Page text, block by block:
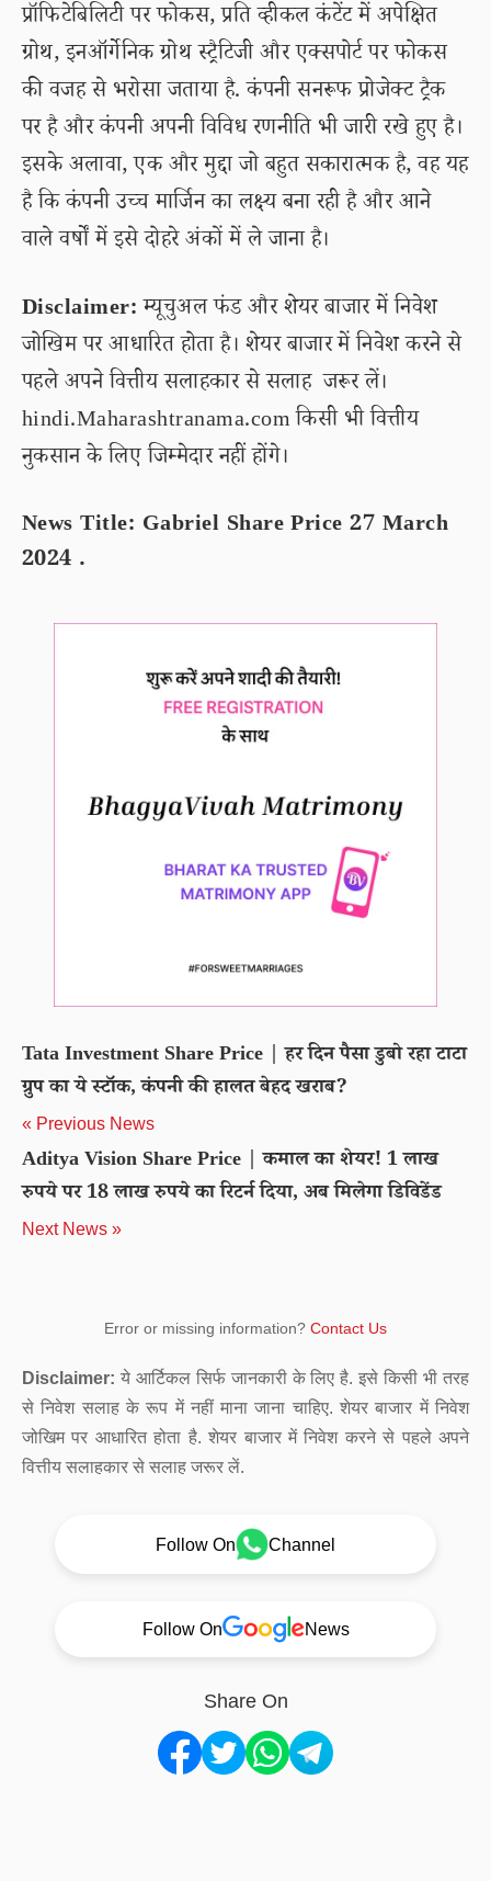
प्रॉफिटेबिलिटी पर फोकस, प्रति व्हीकल कंटेंट में अपेक्षित
ग्रोथ, इनऑर्गेनिक ग्रोथ स्ट्रैटिजी और एक्सपोर्ट पर फोकस
की वजह से भरोसा जताया है. कंपनी सनरूफ प्रोजेक्ट ट्रैक
पर है और कंपनी अपनी विविध रणनीति भी जारी रखे हुए है।
इसके अलावा, एक और मुद्दा जो बहुत सकारात्मक है, वह यह
है कि कंपनी उच्च मार्जिन का लक्ष्य बना रही है और आने
वाले वर्षों में इसे दोहरे अंकों में ले जाना है।
Disclaimer:म्यूचुअल फंड और शेयर बाजार में निवेश
जोखिम पर आधारित होता है। शेयर बाजार में निवेश करने से
पहले अपने वित्तीय सलाहकार से सलाह जरूर लें।
hindi.Maharashtranama.com किसी भी वित्तीय
नुकसान के लिए जिम्मेदार नहीं होंगे।
News Title: Gabriel Share Price 27 March
2024 .
Tata Investment Share Price | हर दिन पैसा डुबो रहा टाटा
ग्रुप का ये स्‍टॉक, कंपनी की हालत बेहद खराब?
« Previous News
Aditya Vision Share Price | कमाल का शेयर! 1 लाख
रुपये पर 18 लाख रुपये का रिटर्न दिया, अब मिलेगा डिविडेंड
Next News »
Error or missing information? Contact Us
Disclaimer: ये आर्टिकल सिर्फ जानकारी के लिए है. इसे किसी भी तरह
से निवेश सलाह के रूप में नहीं माना जाना चाहिए. शेयर बाजार में निवेश
जोखिम पर आधारित होता है. शेयर बाजार में निवेश करने से पहले अपने
वित्तीय सलाहकार से सलाह जरूर लें.
Follow On Channel
Follow On News
Share On